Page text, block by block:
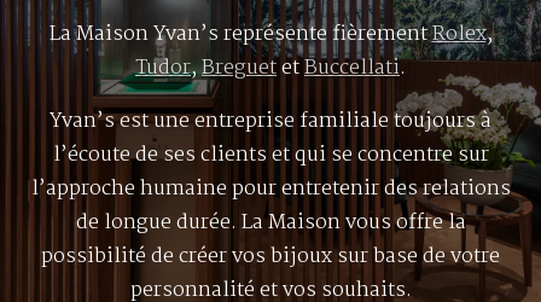
La Maison Yvan’s représente fièrementRolex,
Tudor,BreguetetBuccellati.
Yvan’s est une entreprise familiale toujours à
l’écoute de ses clients et qui se concentre sur
l’approche humaine pour entretenir des relations
de longue durée. La Maison vous offre la
possibilité de créer vos bijoux sur base de votre
personnalité et vos souhaits.